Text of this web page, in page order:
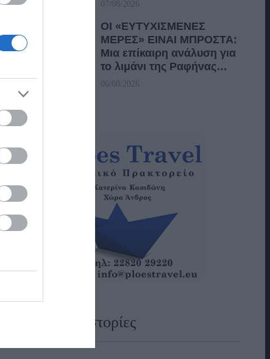
07/08/2026
ΟΙ «ΕΥΤΥΧΙΣΜΕΝΕΣ
ΜΕΡΕΣ» ΕΙΝΑΙ ΜΠΡΟΣΤΑ:
Μια επίκαιρη ανάλυση για
το λιμάνι της Ραφήνας…
06/08/2026
Ναυτικές Ιστορίες